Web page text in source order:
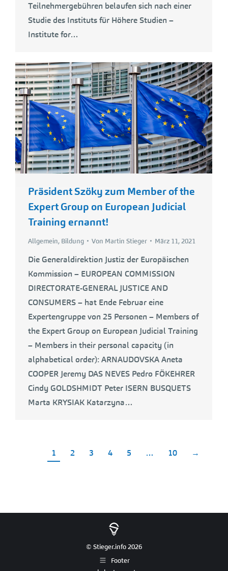
Teilnehmergebühren belaufen sich nach einer
Studie des Instituts für Höhere Studien –
Institute for…
Präsident Szöky zum Member of the
Expert Group on European Judicial
Training ernannt!
Allgemein, Bildung Von Martin Stieger März 11, 2021
Die Generaldirektion Justiz der Europäischen
Kommission – EUROPEAN COMMISSION
DIRECTORATE-GENERAL JUSTICE AND
CONSUMERS – hat Ende Februar eine
Expertengruppe von 25 Personen – Members of
the Expert Group on European Judicial Training
– Members in their personal capacity (in
alphabetical order): ARNAUDOVSKA Aneta
COOPER Jeremy DAS NEVES Pedro FÖKEHRER
Cindy GOLDSHMIDT Peter ISERN BUSQUETS
Marta KRYSIAK Katarzyna…
1 2 3 4 5 … 10 →
© Stieger.info 2026
Footer